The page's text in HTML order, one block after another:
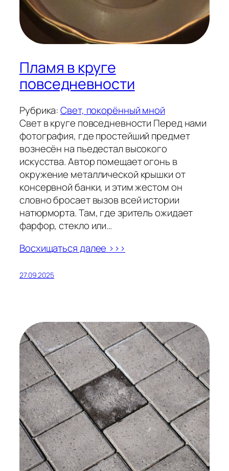
Пламя в круге
повседневности
Рубрика:Свет, покорённый мной
Свет в круге повседневности Перед нами
фотография, где простейший предмет
вознесён на пьедестал высокого
искусства. Автор помещает огонь в
окружение металлической крышки от
консервной банки, и этим жестом он
словно бросает вызов всей истории
натюрморта. Там, где зритель ожидает
фарфор, стекло или…
Восхищаться далее >>>
27.09.2025